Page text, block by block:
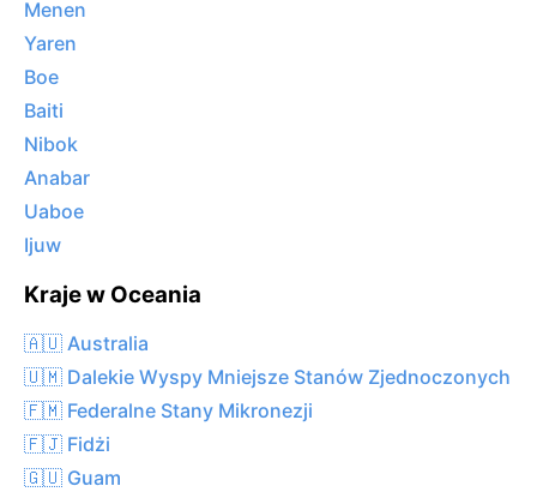
Menen
Yaren
Boe
Baiti
Nibok
Anabar
Uaboe
Ijuw
Kraje w Oceania
🇦🇺 Australia
🇺🇲 Dalekie Wyspy Mniejsze Stanów Zjednoczonych
🇫🇲 Federalne Stany Mikronezji
🇫🇯 Fidżi
🇬🇺 Guam